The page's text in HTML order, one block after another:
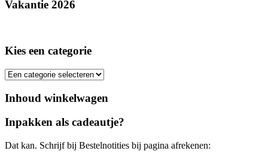
Vakantie 2026
Kies een categorie
Inhoud winkelwagen
Inpakken als cadeautje?
Dat kan. Schrijf bij Bestelnotities bij pagina afrekenen: